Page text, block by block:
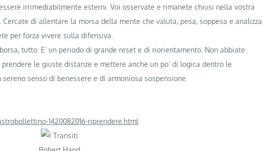
irrimediabilmente esterni. Voi osservate e rimanete chiusi nella vostra
di allentare la morsa della mente che valuta, pesa, soppesa e analizza
per forza vivere sulla difensiva.
tutto. E’ un periodo di grande reset e di riorientamento. Non abbiate
le giuste distanze e mettere anche un po’ di logica dentro le
senso di benessere e di armoniosa sospensione.
1420082016-riprendere.html